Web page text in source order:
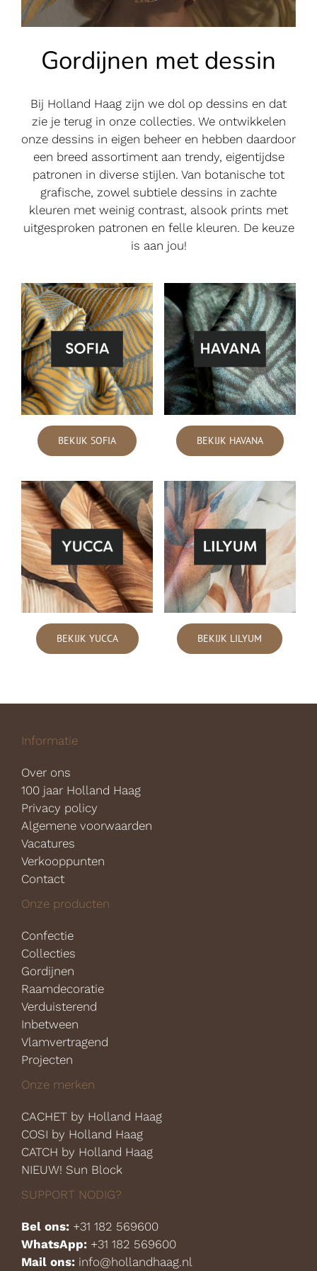
Gordijnen met dessin
Bij Holland Haag zijn we dol op dessins en dat
zie je terug in onze collecties. We ontwikkelen
onze dessins in eigen beheer en hebben daardoor
een breed assortiment aan trendy, eigentijdse
patronen in diverse stijlen. Van botanische tot
grafische, zowel subtiele dessins in zachte
kleuren met weinig contrast, alsook prints met
uitgesproken patronen en felle kleuren. De keuze
is aan jou!
BEKIJK SOFIA BEKIJK HAVANA
BEKIJK YUCCA BEKIJK LILYUM
Informatie
Over ons
100 jaar Holland Haag
Privacy policy
Algemene voorwaarden
Vacatures
Verkooppunten
Contact
Onze producten
Confectie
Collecties
Gordijnen
Raamdecoratie
Verduisterend
Inbetween
Vlamvertragend
Projecten
Onze merken
CACHET by Holland Haag
COSI by Holland Haag
CATCH by Holland Haag
NIEUW! Sun Block
SUPPORT NODIG?
Bel ons: +31 182 569600
WhatsApp: +31 182 569600
Mail ons: info@hollandhaag.nl